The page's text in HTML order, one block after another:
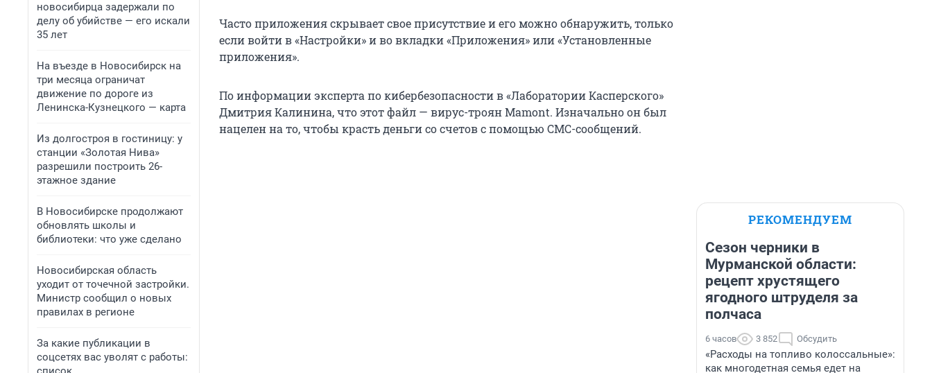
новосибирца задержали по
делу об убийстве — его искали
35 лет
На въезде в Новосибирск на
три месяца ограничат
движение по дороге из
Ленинска-Кузнецкого — карта
Из долгостроя в гостиницу: у
станции «Золотая Нива»
разрешили построить 26-
этажное здание
В Новосибирске продолжают
обновлять школы и
библиотеки: что уже сделано
Новосибирская область
уходит от точечной застройки.
Министр сообщил о новых
правилах в регионе
За какие публикации в
соцсетях вас уволят с работы:
Часто приложения скрывает свое присутствие и его можно обнаружить, только
если войти в «Настройки» и во вкладки «Приложения» или «Установленные
приложения».
По информации эксперта по кибербезопасности в «Лаборатории Касперского»
Дмитрия Калинина, что этот файл — вирус-троян Mamont. Изначально он был
нацелен на то, чтобы красть деньги со счетов с помощью СМС-сообщений.
РЕКОМЕНДУЕМ
Сезон черники в
Мурманской области:
рецепт хрустящего
ягодного штруделя за
полчаса
6 часов 3 852 Обсудить
«Расходы на топливо колоссальные»:
как многодетная семья едет на